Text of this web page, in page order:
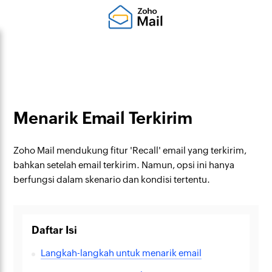
Menarik Email Terkirim
Zoho Mail mendukung fitur 'Recall' email yang terkirim,
bahkan setelah email terkirim. Namun, opsi ini hanya
berfungsi dalam skenario dan kondisi tertentu.
Daftar Isi
Langkah-langkah untuk menarik email